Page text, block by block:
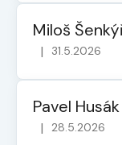
Miloš
Hodnocení
| 31.5.2026
Pavel Husák
Hodnocení
| 28.5.2026